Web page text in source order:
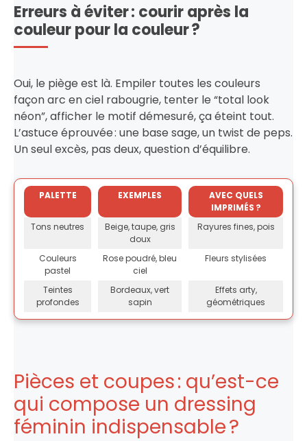
Erreurs à éviter : courir après la
couleur pour la couleur ?
Oui, le piège est là. Empiler toutes les couleurs
façon arc en ciel rabougrie, tenter le “total look
néon”, afficher le motif démesuré, ça éteint tout.
L’astuce éprouvée : une base sage, un twist de peps.
Un seul excès, pas deux, question d’équilibre.
PALETTE EXEMPLES
AVEC QUELS
IMPRIMÉS ?
Tons neutres
Beige, taupe, gris
doux
Rayures fines, pois
Couleurs
pastel
Rose poudré, bleu
ciel
Fleurs stylisées
Teintes
profondes
Bordeaux, vert
sapin
Effets arty,
géométriques
Pièces et coupes : qu’est-ce
qui compose un dressing
féminin indispensable ?